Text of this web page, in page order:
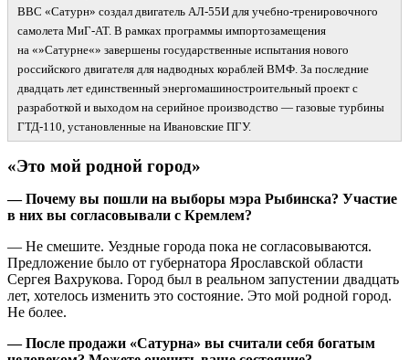
ВВС «Сатурн» создал двигатель АЛ-55И для учебно-тренировочного
самолета МиГ-АТ. В рамках программы импортозамещения
на «»Сатурне«» завершены государственные испытания нового
российского двигателя для надводных кораблей ВМФ. За последние
двадцать лет единственный энергомашиностроительный проект с
разработкой и выходом на серийное производство — газовые турбины
ГТД-110, установленные на Ивановские ПГУ.
«Это мой родной город»
— Почему вы пошли на выборы мэра Рыбинска? Участие
в них вы согласовывали с Кремлем?
— Не смешите. Уездные города пока не согласовываются.
Предложение было от губернатора Ярославской области
Сергея Вахрукова. Город был в реальном запустении двадцать
лет, хотелось изменить это состояние. Это мой родной город.
Не более.
— После продажи «Сатурна» вы считали себя богатым